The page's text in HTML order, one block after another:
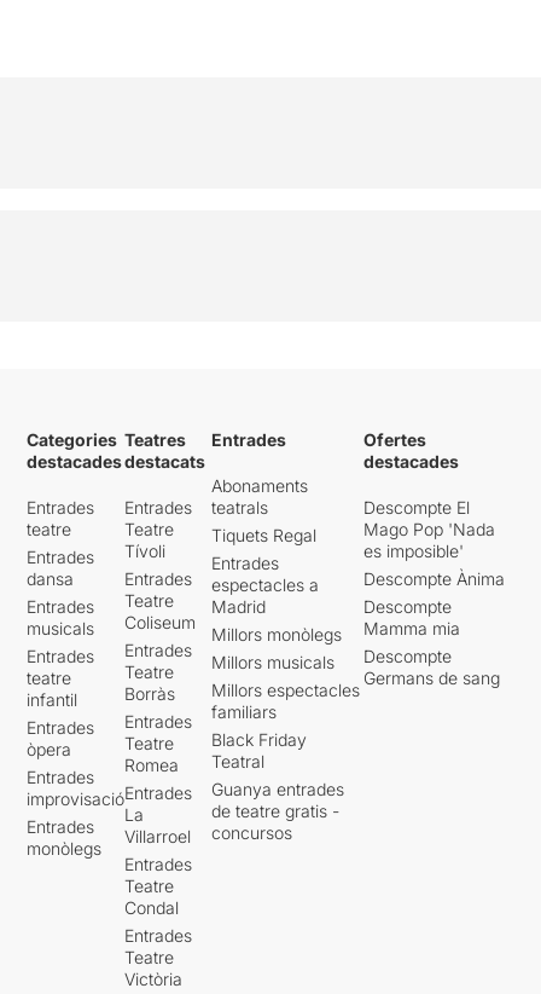
Categories
destacades
Entrades
teatre
Entrades
dansa
Entrades
musicals
Entrades
teatre
infantil
Entrades
òpera
Entrades
improvisació
Entrades
monòlegs
Teatres
destacats
Entrades
Teatre
Tívoli
Entrades
Teatre
Coliseum
Entrades
Teatre
Borràs
Entrades
Teatre
Romea
Entrades
La
Villarroel
Entrades
Teatre
Condal
Entrades
Teatre
Victòria
Entrades
Abonaments
teatrals
Tiquets Regal
Entrades
espectacles a
Madrid
Millors monòlegs
Millors musicals
Millors espectacles
familiars
Black Friday
Teatral
Guanya entrades
de teatre gratis -
concursos
Ofertes
destacades
Descompte El
Mago Pop 'Nada
es imposible'
Descompte Ànima
Descompte
Mamma mia
Descompte
Germans de sang